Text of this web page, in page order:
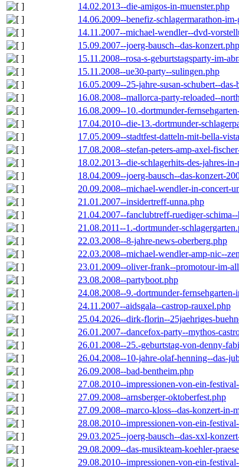
14.02.2013--die-amigos-in-muenster.php
14.06.2009--benefiz-schlagermarathon-
14.11.2007--michael-wendler--dvd-
15.09.2007--joerg-bausch--das-konzert.php
15.11.2008--rosa-s-geburtstagsparty-im-
15.11.2008--ue30-party--sulingen.php
16.05.2009--25-jahre-susan-schubert--
16.08.2008--mallorca-party-reloaded--
16.08.2009--10.-dortmunder-
17.04.2010--die-13.-dortmunder-
17.05.2009--stadtfest-datteln-mit-bella-
17.08.2008--stefan-peters-amp-axel-
18.02.2013--die-schlagerhits-des-jahres-in-
18.04.2009--joerg-bausch--das-konzert-
20.09.2008--michael-wendler-in-concert-
21.01.2007--insidertreff-unna.php
21.04.2007--fanclubtreff-ruediger-
21.08.2011--1.-dortmunder-
22.03.2008--8-jahre-news-oberberg.php
22.03.2008--michael-wendler-amp-nic--
23.01.2009--oliver-frank--promotour-im-
23.08.2008--partyboot.php
24.08.2008--9.-dortmunder-
24.11.2007--aidsgala--castrop-rauxel.php
25.04.2026--dirk-florin--25jaehriges-
26.01.2007--dancefox-party--mythos-
26.01.2008--25.-geburtstag-von-denny-
26.04.2008--10-jahre-olaf-henning--das-
26.09.2008--bad-bentheim.php
27.08.2010--impressionen-von-ein-
27.09.2008--arnsberger-oktoberfest.php
27.09.2008--marco-kloss--das-konzert-in-
28.08.2010--impressionen-von-ein-
29.03.2025--joerg-bausch--das-xxl-
29.08.2009--das-musikteam-koehler-
29.08.2010--impressionen-von-ein-